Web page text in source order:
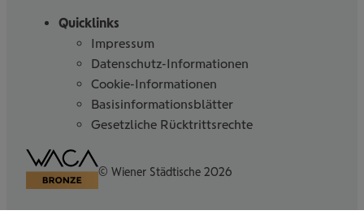
Quicklinks
Impressum
Datenschutz-Informationen
Cookie-Informationen
Basisinformationsblätter
Gesetzliche Rücktrittsrechte
Barrierefreiheitserklärung
© Wiener Städtische 2026